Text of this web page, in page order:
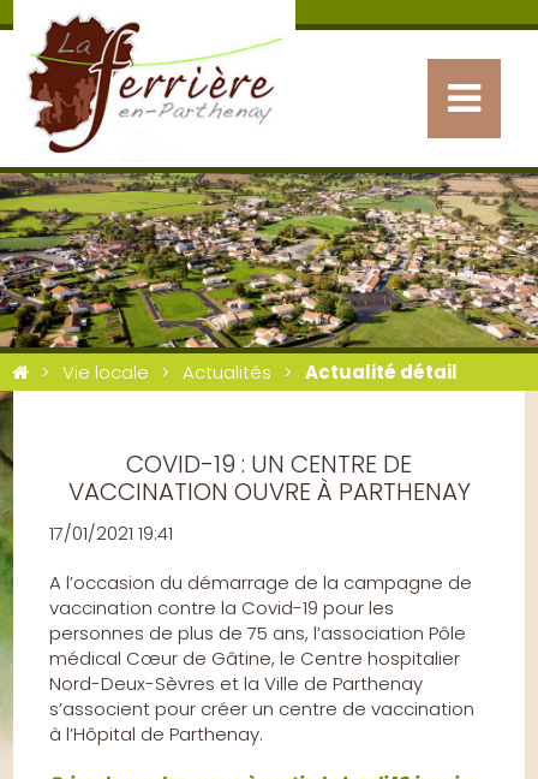
Vie locale Actualités Actualité détail
COVID-19 : UN CENTRE DE
VACCINATION OUVRE À PARTHENAY
17/01/2021 19:41
A l’occasion du démarrage de la campagne de
vaccination contre la Covid-19 pour les
personnes de plus de 75 ans, l’association Pôle
médical Cœur de Gâtine, le Centre hospitalier
Nord-Deux-Sèvres et la Ville de Parthenay
s’associent pour créer un centre de vaccination
à l’Hôpital de Parthenay.